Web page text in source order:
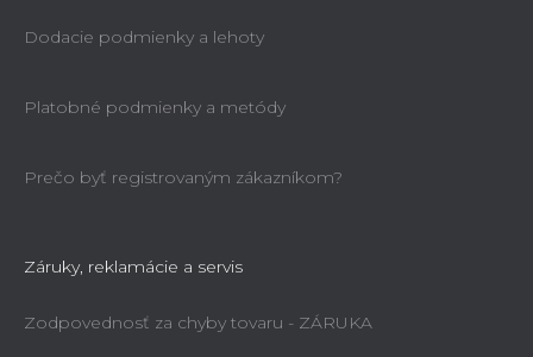
Dodacie podmienky a lehoty
Platobné podmienky a metódy
Prečo byť registrovaným zákazníkom?
Záruky, reklamácie a servis
Zodpovednosť za chyby tovaru - ZÁRUKA